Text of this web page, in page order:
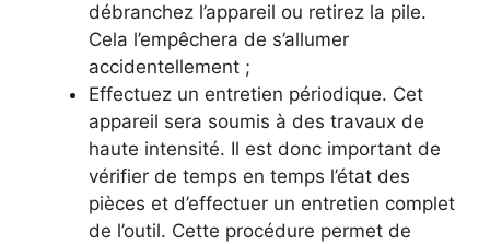
débranchez l’appareil ou retirez la pile.
Cela l’empêchera de s’allumer
accidentellement ;
Effectuez un entretien périodique. Cet
appareil sera soumis à des travaux de
haute intensité. Il est donc important de
vérifier de temps en temps l’état des
pièces et d’effectuer un entretien complet
de l’outil. Cette procédure permet de